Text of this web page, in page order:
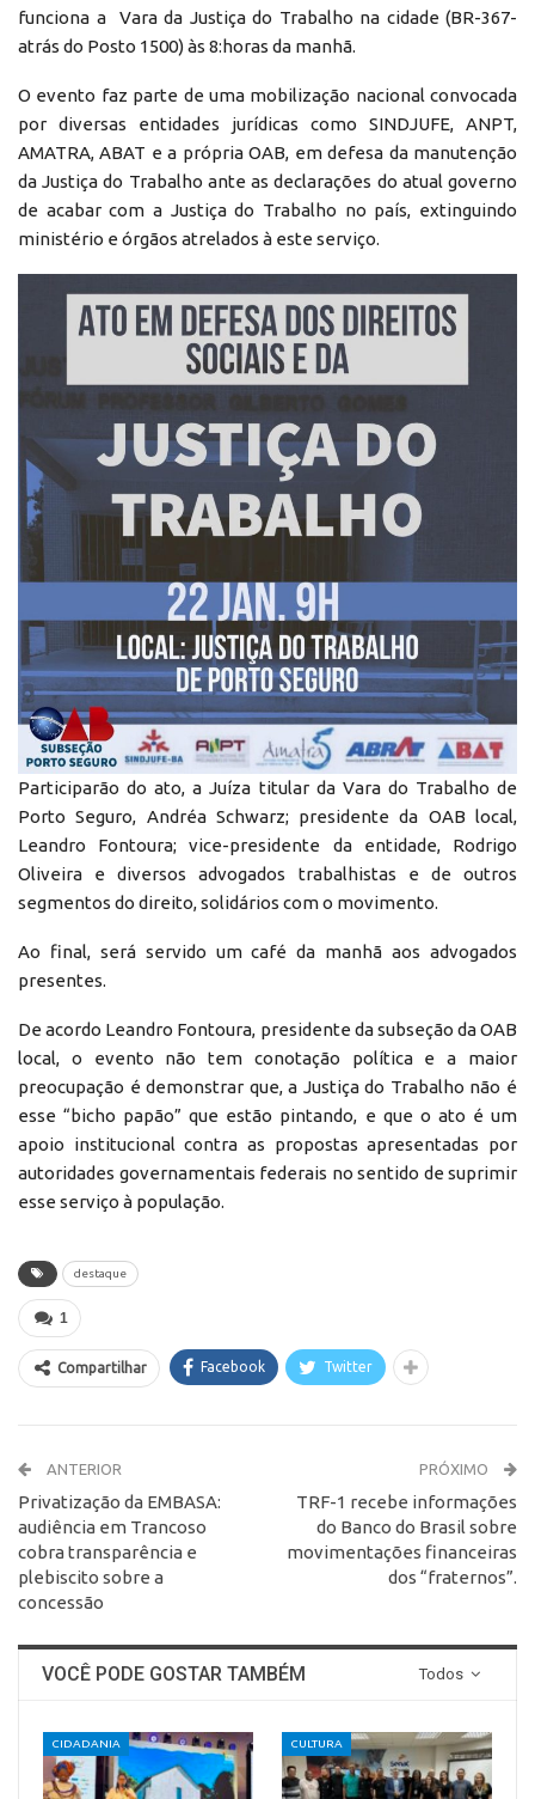
funciona a Vara da Justiça do Trabalho na cidade (BR-367-
atrás do Posto 1500) às 8:horas da manhã.
O evento faz parte de uma mobilização nacional convocada
por diversas entidades jurídicas como SINDJUFE, ANPT,
AMATRA, ABAT e a própria OAB, em defesa da manutenção
da Justiça do Trabalho ante as declarações do atual governo
de acabar com a Justiça do Trabalho no país, extinguindo
ministério e órgãos atrelados à este serviço.
Participarão do ato, a Juíza titular da Vara do Trabalho de
Porto Seguro, Andréa Schwarz; presidente da OAB local,
Leandro Fontoura; vice-presidente da entidade, Rodrigo
Oliveira e diversos advogados trabalhistas e de outros
segmentos do direito, solidários com o movimento.
Ao final, será servido um café da manhã aos advogados
presentes.
De acordo Leandro Fontoura, presidente da subseção da OAB
local, o evento não tem conotação política e a maior
preocupação é demonstrar que, a Justiça do Trabalho não é
esse “bicho papão” que estão pintando, e que o ato é um
apoio institucional contra as propostas apresentadas por
autoridades governamentais federais no sentido de suprimir
esse serviço à população.
destaque
1
Compartilhar Facebook Twitter
ANTERIOR
Privatização da EMBASA:
audiência em Trancoso
cobra transparência e
plebiscito sobre a
concessão
PRÓXIMO
TRF-1 recebe informações
do Banco do Brasil sobre
movimentações financeiras
dos “fraternos”.
Todos
VOCÊ PODE GOSTAR TAMBÉM
CIDADANIA CULTURA